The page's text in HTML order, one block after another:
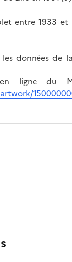
entre 1933 et
données de
ligne du